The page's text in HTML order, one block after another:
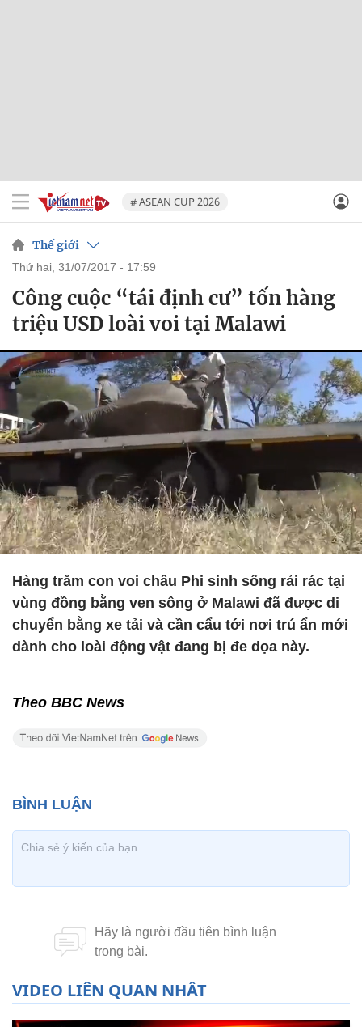
# ASEAN CUP 2026
Thế giới
thứ hai, 31/07/2017 - 17:59
Công cuộc “tái định cư” tốn hàng
triệu USD loài voi tại Malawi
Hàng trăm con voi châu Phi sinh sống rải rác tại
vùng đồng bằng ven sông ở Malawi đã được di
chuyển bằng xe tải và cần cẩu tới nơi trú ẩn mới
dành cho loài động vật đang bị đe dọa này.
Theo BBC News
VIDEO LIÊN QUAN NHẤT